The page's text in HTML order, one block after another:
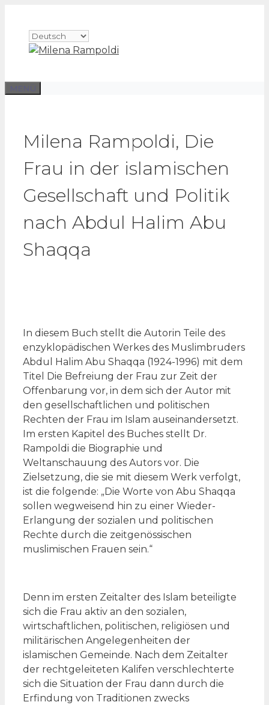
springenSprache
auswählen
MENÜ
Milena Rampoldi, Die
Frau in der islamischen
Gesellschaft und Politik
nach Abdul Halim Abu
Shaqqa
In diesem Buch stellt die Autorin Teile des
enzyklopädischen Werkes des Muslimbruders
Abdul Halim Abu Shaqqa (1924-1996) mit dem
Titel Die Befreiung der Frau zur Zeit der
Offenbarung vor, in dem sich der Autor mit
den gesellschaftlichen und politischen
Rechten der Frau im Islam auseinandersetzt.
Im ersten Kapitel des Buches stellt Dr.
Rampoldi die Biographie und
Weltanschauung des Autors vor. Die
Zielsetzung, die sie mit diesem Werk verfolgt,
ist die folgende: „Die Worte von Abu Shaqqa
sollen wegweisend hin zu einer Wieder-
Erlangung der sozialen und politischen
Rechte durch die zeitgenössischen
muslimischen Frauen sein.“
Denn im ersten Zeitalter des Islam beteiligte
sich die Frau aktiv an den sozialen,
wirtschaftlichen, politischen, religiösen und
militärischen Angelegenheiten der
islamischen Gemeinde. Nach dem Zeitalter
der rechtgeleiteten Kalifen verschlechterte
sich die Situation der Frau dann durch die
Erfindung von Traditionen zwecks